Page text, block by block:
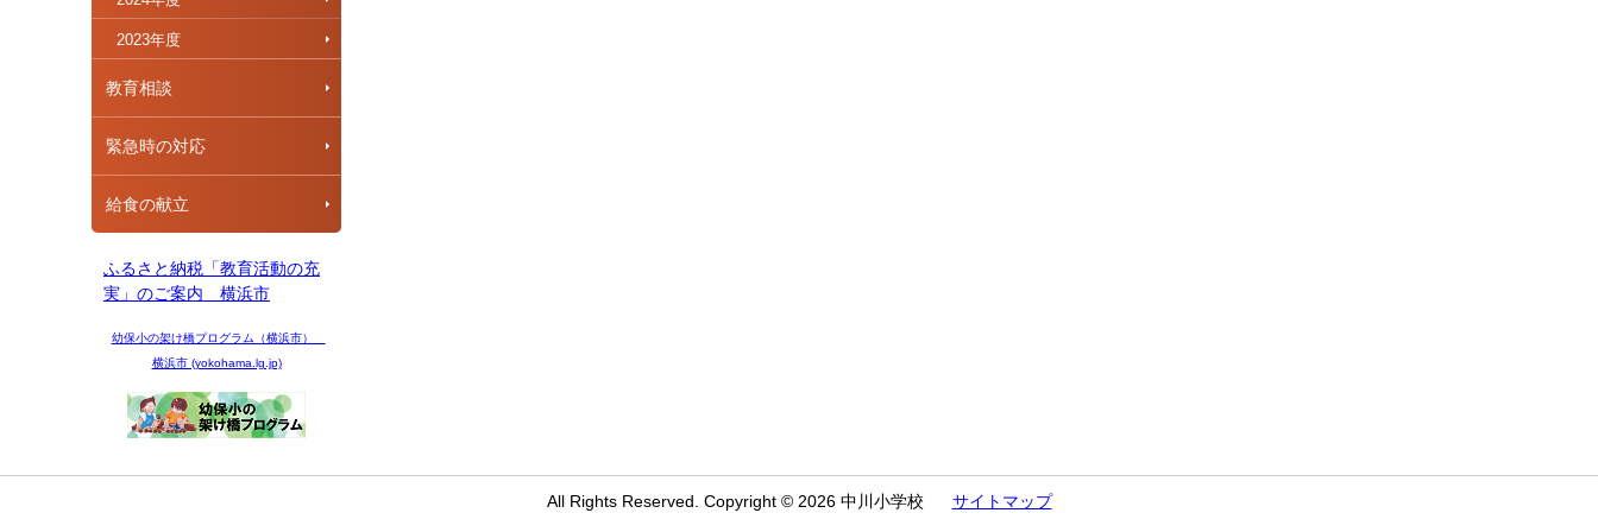
2023年度
教育相談
緊急時の対応
給食の献立
ふるさと納税「教育活動の充
実」のご案内 横浜市
幼保小の架け橋プログラム（横浜市）
横浜市 (yokohama.lg.jp)
All Rights Reserved. Copyright © 2026 中川小学校 サイトマップ